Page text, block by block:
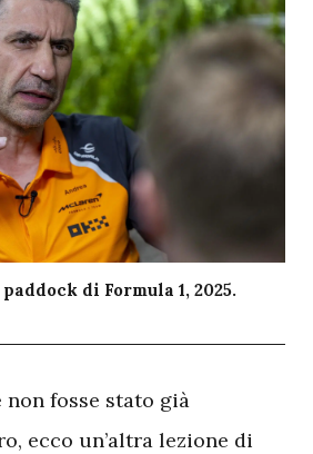
di Formula 1, 2025.
non fosse stato già
ecco un’altra lezione di